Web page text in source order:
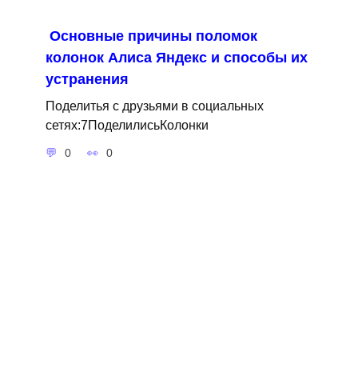
Основные причины поломок
колонок Алиса Яндекс и способы их
устранения
Поделитья с друзьями в социальных
сетях:7ПоделилисьКолонки
0 0